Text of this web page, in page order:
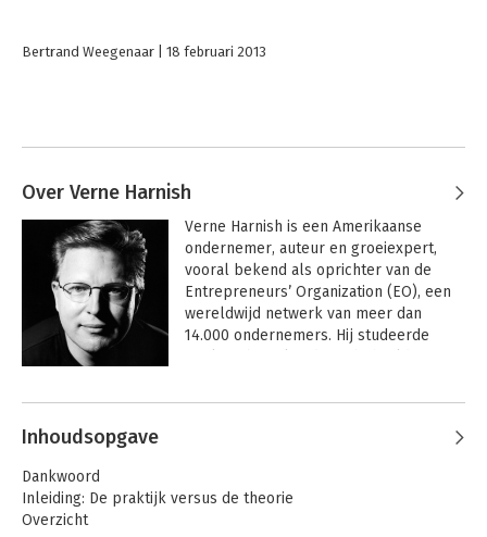
Bertrand Weegenaar 18 februari 2013
Over Verne Harnish
Verne Harnish is een Amerikaanse
ondernemer, auteur en groeiexpert,
vooral bekend als oprichter van de
Entrepreneurs’ Organization (EO), een
wereldwijd netwerk van meer dan
14.000 ondernemers. Hij studeerde
hij ook de Association of Collegiate
daarnaast oprichter en CEO van Scaling
educatiebedrijf, en was jarenlang
voorzitter van het “Birthing of Giants”
Andere boeken door Verne Harnish
Inhoudsopgave
Dankwoord
Inleiding: De praktijk versus de theorie
Overzicht